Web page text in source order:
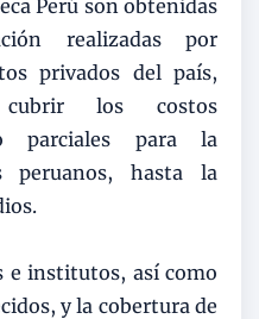
Perú son obtenidas
realizadas por
privados del país,
cubrir los costos
parciales para la
peruanos, hasta la
e institutos, así como
y la cobertura de